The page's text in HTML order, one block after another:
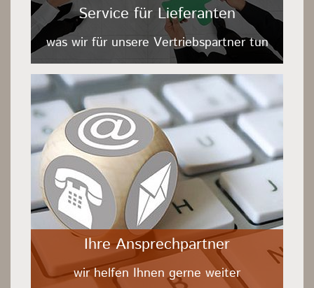
Service für Lieferanten
was wir für unsere Vertriebspartner tun
Ihre Ansprechpartner
wir helfen Ihnen gerne weiter